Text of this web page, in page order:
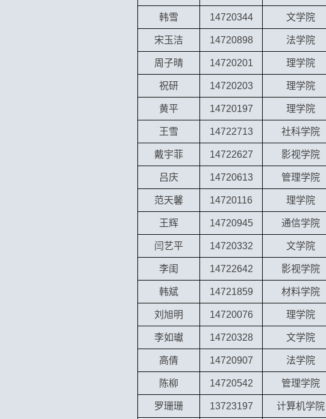
韩雪 14720344 文学院
宋玉洁 14720898 法学院
周子晴 14720201 理学院
祝研 14720203 理学院
黄平 14720197 理学院
王雪 14722713 社科学院
戴宇菲 14722627 影视学院
吕庆 14720613 管理学院
范天馨 14720116 理学院
王辉 14720945 通信学院
闫艺平 14720332 文学院
李闺 14722642 影视学院
韩斌 14721859 材料学院
刘旭明 14720076 理学院
李如瓛 14720328 文学院
高倩 14720907 法学院
陈柳 14720542 管理学院
罗珊珊 13723197 计算机学院